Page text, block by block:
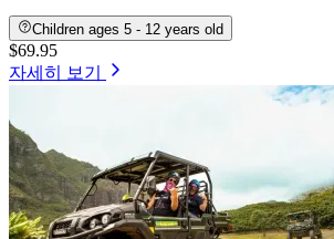
Children ages 5 - 12 years old
$69.95
자세히 보기